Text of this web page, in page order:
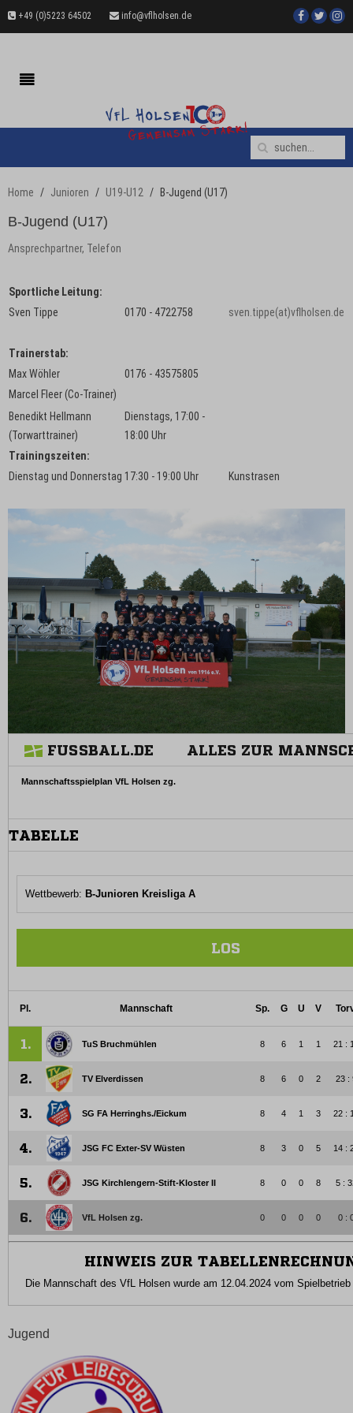
+49 (0)5223 64502 info@vflholsen.de
Home Junioren U19-U12 B-Jugend (U17)
B-Jugend (U17)
Ansprechpartner, Telefon
Sportliche Leitung:
Sven Tippe
0170 - 4722758 sven.tippe(at)vflholsen.de
Trainerstab:
Max Wöhler
0176 - 43575805
Marcel Fleer (Co-Trainer)
Benedikt Hellmann
(Torwarttrainer)
Dienstags, 17:00 -
18:00 Uhr
Trainingszeiten:
Dienstag und Donnerstag 17:30 - 19:00 Uhr Kunstrasen
Jugend